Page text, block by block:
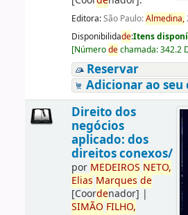
Editora:São Paulo:Almedina,
Disponibilidade:Itens
[Númerodechamada:342.2
Reservar
Adicionar ao
Direito dos
negócios
aplicado: dos
direitos conexos/
por MEDEIROS NETO,
Elias Marques de
[Coordenador] |
SIMÃO FILHO,